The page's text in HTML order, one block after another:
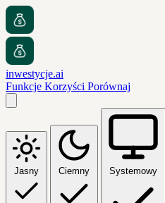
inwestycje.ai
Funkcje Korzyści Porównaj
Jasny Ciemny Systemowy